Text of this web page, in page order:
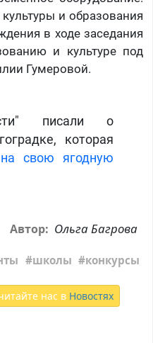
и образования
в ходе заседания
и культуре под
Гумеровой.
писали о
которая
свою ягодную
Автор: Ольга Багрова
школы конкурсы
нас в Новостях